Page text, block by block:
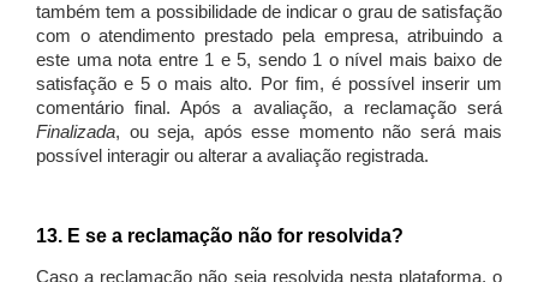
também tem a possibilidade de indicar o grau de satisfação
com o atendimento prestado pela empresa, atribuindo a
este uma nota entre 1 e 5, sendo 1 o nível mais baixo de
satisfação e 5 o mais alto. Por fim, é possível inserir um
comentário final. Após a avaliação, a reclamação será
Finalizada, ou seja, após esse momento não será mais
possível interagir ou alterar a avaliação registrada.
13. E se a reclamação não for resolvida?
Caso a reclamação não seja resolvida nesta plataforma, o